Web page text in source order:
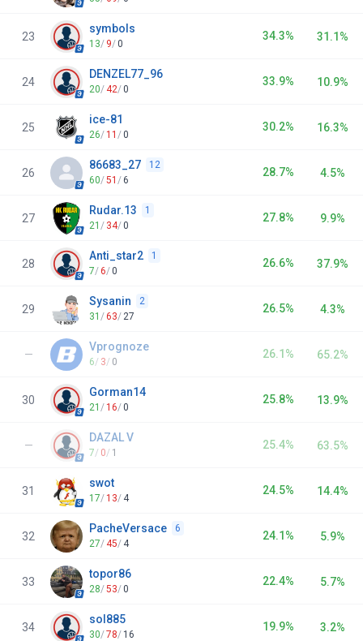
23
symbols
34.3%
13/ 9/0
31.1%
24
DENZEL77_96
33.9%
20/ 42/0
10.9%
25
ice-81
30.2%
26/ 11 /0
16.3%
26
86683_27 12
28.7%
60/51 / 6
4.5%
27
Rudar.13 1
27.8%
21 / 34/0
9.9%
28
Anti_star2 1
26.6%
7/6/0
37.9%
29
Sysanin 2
26.5%
31 /63/ 27
4.3%
—
Vprognoze
26.1%
6/ 3/ 0
65.2%
30
Gorman14
25.8%
21 / 16/0
13.9%
—
DAZAL V
25.4%
7/ 0/ 1
63.5%
31
swot
24.5%
17/ 13/ 4
14.4%
32
PacheVersace 6
24.1%
27/ 45/ 4
5.9%
33
topor86
22.4%
28/53/0
5.7%
34
sol885
19.9%
30/78/ 16
3.2%